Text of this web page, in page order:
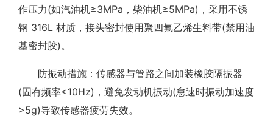
作压力(如汽油机≥3MPa，柴油机≥5MPa)，采用不锈
钢 316L 材质，接头密封使用聚四氟乙烯生料带(禁用油
基密封胶)。
防振动措施：传感器与管路之间加装橡胶隔振器
(固有频率<10Hz)，避免发动机振动(怠速时振动加速度
>5g)导致传感器疲劳失效。